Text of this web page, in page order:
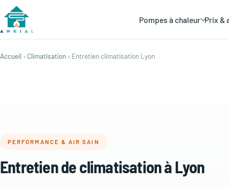
Pompes à chaleur Prix &
Accueil › Climatisation › Entretien climatisation Lyon
PERFORMANCE & AIR SAIN
Entretien de climatisation à Lyon